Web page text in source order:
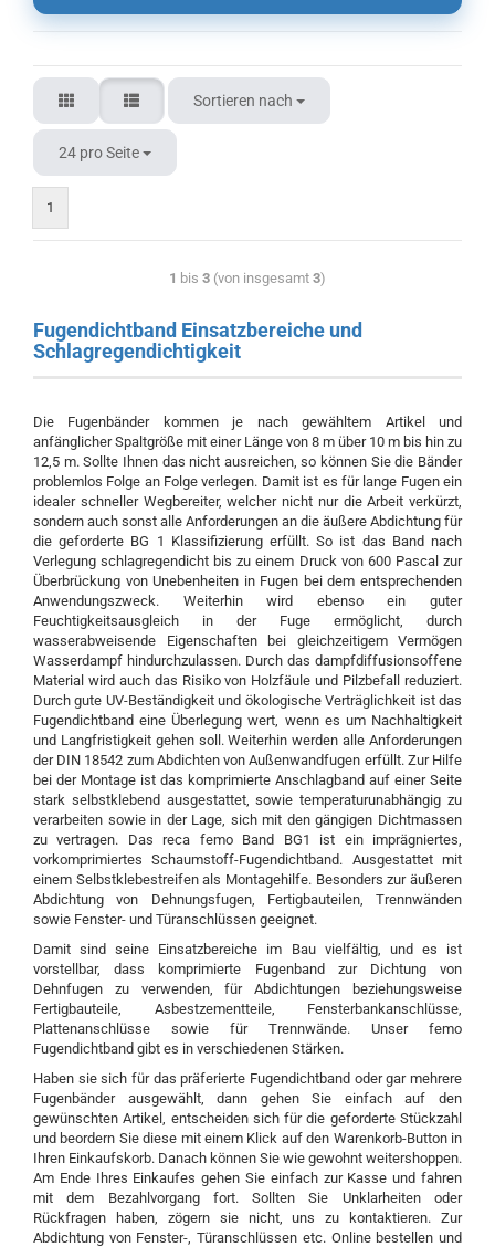
Sortieren nach
24 pro Seite
1
1 bis 3 (von insgesamt 3)
Fugendichtband Einsatzbereiche und
Schlagregendichtigkeit
Die Fugenbänder kommen je nach gewähltem Artikel und
anfänglicher Spaltgröße mit einer Länge von 8 m über 10 m bis hin zu
12,5 m. Sollte Ihnen das nicht ausreichen, so können Sie die Bänder
problemlos Folge an Folge verlegen. Damit ist es für lange Fugen ein
idealer schneller Wegbereiter, welcher nicht nur die Arbeit verkürzt,
sondern auch sonst alle Anforderungen an die äußere Abdichtung für
die geforderte BG 1 Klassifizierung erfüllt. So ist das Band nach
Verlegung schlagregendicht bis zu einem Druck von 600 Pascal zur
Überbrückung von Unebenheiten in Fugen bei dem entsprechenden
Anwendungszweck. Weiterhin wird ebenso ein guter
Feuchtigkeitsausgleich in der Fuge ermöglicht, durch
wasserabweisende Eigenschaften bei gleichzeitigem Vermögen
Wasserdampf hindurchzulassen. Durch das dampfdiffusionsoffene
Material wird auch das Risiko von Holzfäule und Pilzbefall reduziert.
Durch gute UV-Beständigkeit und ökologische Verträglichkeit ist das
Fugendichtband eine Überlegung wert, wenn es um Nachhaltigkeit
und Langfristigkeit gehen soll. Weiterhin werden alle Anforderungen
der DIN 18542 zum Abdichten von Außenwandfugen erfüllt. Zur Hilfe
bei der Montage ist das komprimierte Anschlagband auf einer Seite
stark selbstklebend ausgestattet, sowie temperaturunabhängig zu
verarbeiten sowie in der Lage, sich mit den gängigen Dichtmassen
zu vertragen. Das reca femo Band BG1 ist ein imprägniertes,
vorkomprimiertes Schaumstoff-Fugendichtband. Ausgestattet mit
einem Selbstklebestreifen als Montagehilfe. Besonders zur äußeren
Abdichtung von Dehnungsfugen, Fertigbauteilen, Trennwänden
sowie Fenster- und Türanschlüssen geeignet.
Damit sind seine Einsatzbereiche im Bau vielfältig, und es ist
vorstellbar, dass komprimierte Fugenband zur Dichtung von
Dehnfugen zu verwenden, für Abdichtungen beziehungsweise
Fertigbauteile, Asbestzementteile, Fensterbankanschlüsse,
Plattenanschlüsse sowie für Trennwände. Unser femo
Fugendichtband gibt es in verschiedenen Stärken.
Haben sie sich für das präferierte Fugendichtband oder gar mehrere
Fugenbänder ausgewählt, dann gehen Sie einfach auf den
gewünschten Artikel, entscheiden sich für die geforderte Stückzahl
und beordern Sie diese mit einem Klick auf den Warenkorb-Button in
Ihren Einkaufskorb. Danach können Sie wie gewohnt weitershoppen.
Am Ende Ihres Einkaufes gehen Sie einfach zur Kasse und fahren
mit dem Bezahlvorgang fort. Sollten Sie Unklarheiten oder
Rückfragen haben, zögern sie nicht, uns zu kontaktieren. Zur
Abdichtung von Fenster-, Türanschlüssen etc. Online bestellen und